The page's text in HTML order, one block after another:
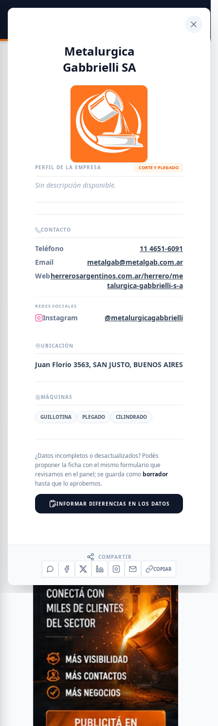
Guía de Empresas Metalúrgicas y Siderúrgicas
METALÚRGICAS
EMPRESAS AGREGAR EMPRESA 0RESULTADOS
SEGMENTO
PROVINCIA
Metalurgica
Gabbrielli SA
PERFIL DE LA EMPRESA CORTE Y PLEGADO
Sin descripción disponible.
CONTACTO
Teléfono
11 4651-6091
Email
metalgab@metalgab.com.ar
Webherrerosargentinos.com.ar/herrero/me
talurgica-gabbrielli-s-a
REDES SOCIALES
Instagram @metalurgicagabbrielli
UBICACIÓN
Juan Florio 3563, SAN JUSTO, BUENOS AIRES
MÁQUINAS
GUILLOTINA PLEGADO CILINDRADO
¿Datos incompletos o desactualizados? Podés
proponer la ficha con el mismo formulario que
revisamos en el panel; se guarda como borrador
hasta que lo aprobemos.
INFORMAR DIFERENCIAS EN LOS DATOS
COMPARTIR
COPIAR